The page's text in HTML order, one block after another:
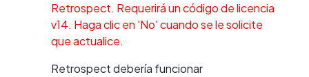
Retrospect. Requerirá un código de licencia
v14. Haga clic en 'No' cuando se le solicite
que actualice.
Retrospect debería funcionar